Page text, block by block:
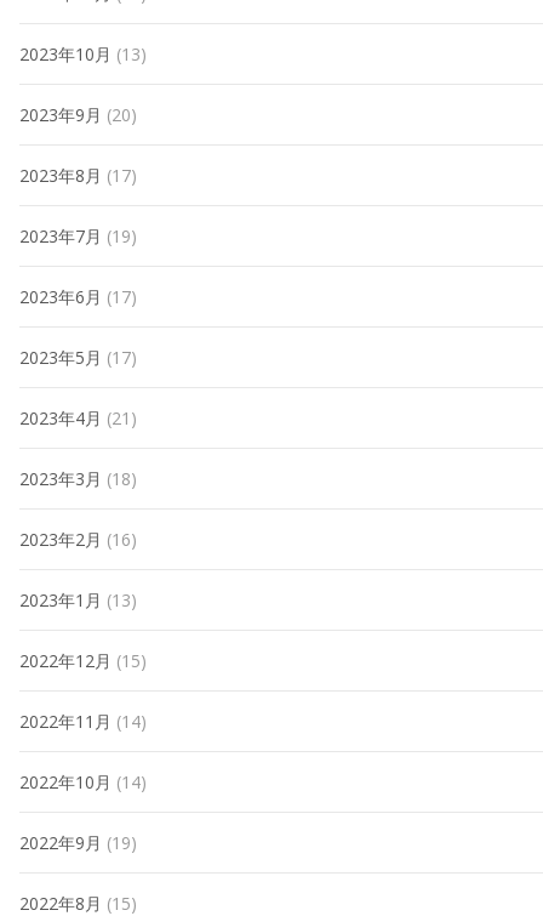
2023年10月 (13)
2023年9月 (20)
2023年8月 (17)
2023年7月 (19)
2023年6月 (17)
2023年5月 (17)
2023年4月 (21)
2023年3月 (18)
2023年2月 (16)
2023年1月 (13)
2022年12月 (15)
2022年11月 (14)
2022年10月 (14)
2022年9月 (19)
2022年8月 (15)